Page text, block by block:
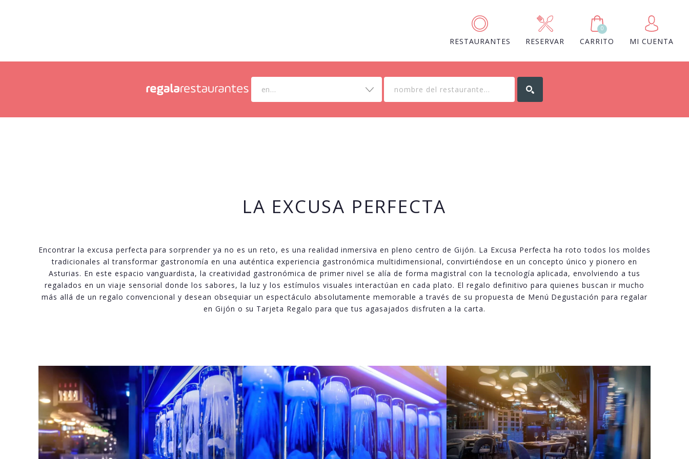
RESTAURANTES RESERVAR
0
CARRITO MI CUENTA
en...
LA EXCUSA PERFECTA
Encontrar la excusa perfecta para sorprender ya no es un reto, es una realidad inmersiva en pleno centro de Gijón. La Excusa Perfecta ha roto todos los moldes
tradicionales al transformar gastronomía en una auténtica experiencia gastronómica multidimensional, convirtiéndose en un concepto único y pionero en
Asturias. En este espacio vanguardista, la creatividad gastronómica de primer nivel se alía de forma magistral con la tecnología aplicada, envolviendo a tus
regalados en un viaje sensorial donde los sabores, la luz y los estímulos visuales interactúan en cada plato. El regalo definitivo para quienes buscan ir mucho
más allá de un regalo convencional y desean obsequiar un espectáculo absolutamente memorable a través de su propuesta de Menú Degustación para regalar
en Gijón o su Tarjeta Regalo para que tus agasajados disfruten a la carta.